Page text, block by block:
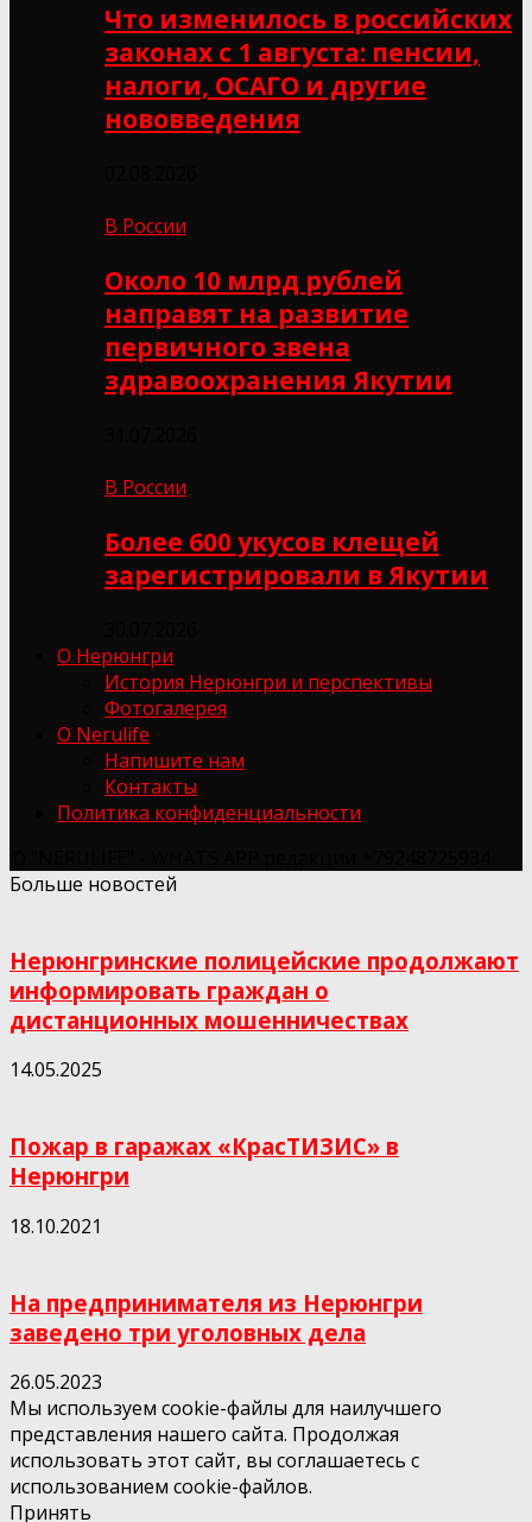
Что изменилось в российских
законах с 1 августа: пенсии,
налоги, ОСАГО и другие
нововведения
В России
Около 10 млрд рублей
направят на развитие
первичного звена
здравоохранения Якутии
В России
Более 600 укусов клещей
зарегистрировали в Якутии
О Нерюнгри
История Нерюнгри и перспективы
Фотогалерея
О Nerulife
Напишите нам
Контакты
Политика конфиденциальности
Больше новостей
Нерюнгринские полицейские продолжают
информировать граждан о
дистанционных мошенничествах
14.05.2025
Пожар в гаражах «КрасТИЗИС» в
Нерюнгри
18.10.2021
На предпринимателя из Нерюнгри
заведено три уголовных дела
26.05.2023
Мы используем cookie-файлы для наилучшего
представления нашего сайта. Продолжая
использовать этот сайт, вы соглашаетесь с
использованием cookie-файлов.
Принять